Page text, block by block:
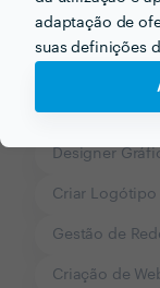
adaptação de
suas definições
Logótipos em
Designer
Criar Logótipo
Gestão de
Criação de